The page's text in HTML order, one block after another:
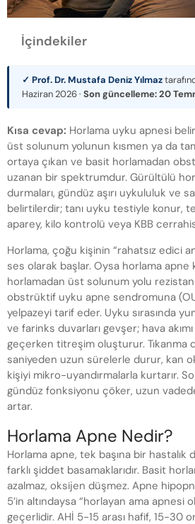
İçindekiler
✓ Prof. Dr. Mustafa Deniz Yılmaz
Haziran 2026· Son güncelleme:20
Kısa cevap: Horlama uyku apnesi
üst solunum yolunun kısmen ya da
ortaya çıkan ve basit horlamadan
uzanan bir spektrumdur. Gürültülü
durmaları, gündüz aşırı uykululuk ve
belirtilerdir; tanı uyku testiyle konur,
aparey, kilo kontrolü veya KBB
Horlama, çoğu kişinin “rahatsız edici
ses olarak başlar. Oysa horlama apne
horlamadan üst solunum yolu
obstrüktif uyku apne sendromuna
yelpazeyi tarif eder. Uyku sırasında
ve farinks duvarları gevşer; hava
geçerken titreşim oluşturur. Tıkanma
saniyeden uzun sürelerle durur, kan
kişiyi mikro-uyandırmalarla kurtarır.
gündüz fonksiyonu çöker, uzun
artar.
Horlama Apne Nedir?
Horlama apne, tek başına bir hastalık
farklı şiddet basamaklarıdır. Basit
azalmaz, oksijen düşmez. Apne
5’in altındaysa “horlayan ama apnesi
geçerlidir. AHİ 5-15 arası hafif, 15-30